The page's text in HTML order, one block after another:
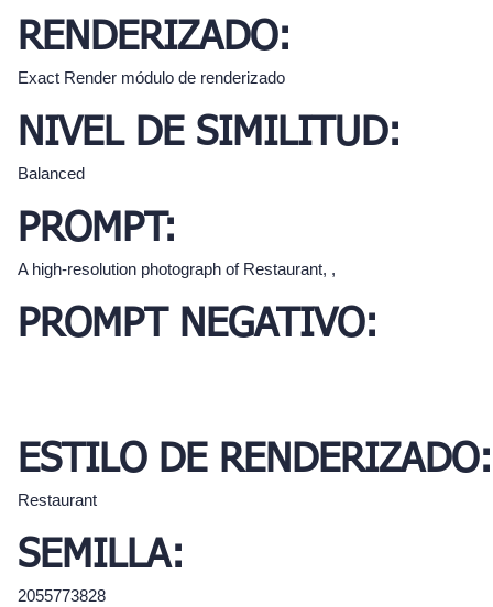
RENDERIZADO:
Exact Render módulo de renderizado
NIVEL DE SIMILITUD:
Balanced
PROMPT:
A high-resolution photograph of Restaurant, ,
PROMPT NEGATIVO:
ESTILO DE RENDERIZADO:
Restaurant
SEMILLA:
2055773828